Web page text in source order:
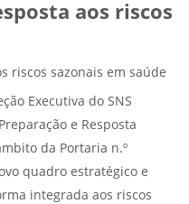
aos riscos
Executiva do SNS
e Resposta
da Portaria n.º
quadro estratégico e
integrada aos riscos